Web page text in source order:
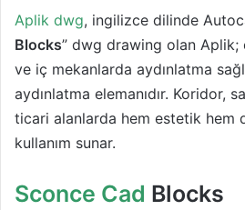
Aplik dwg, ingilizce dilinde
Blocks” dwg drawing olan
ve iç mekanlarda aydınlatma
aydınlatma elemanıdır. Koridor,
ticari alanlarda hem estetik hem
kullanım sunar.
Sconce Cad Blocks